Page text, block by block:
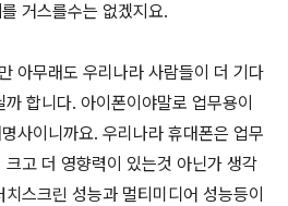
거스를수는 없겠지요.
아무래도 우리나라 사람들이 더 기다
합니다. 아이폰이야말로 업무용이
사이니까요. 우리나라 휴대폰은 업무
고 더 영향력이 있는것 아닌가 생각
스크린 성능과 멀티미디어 성능등이